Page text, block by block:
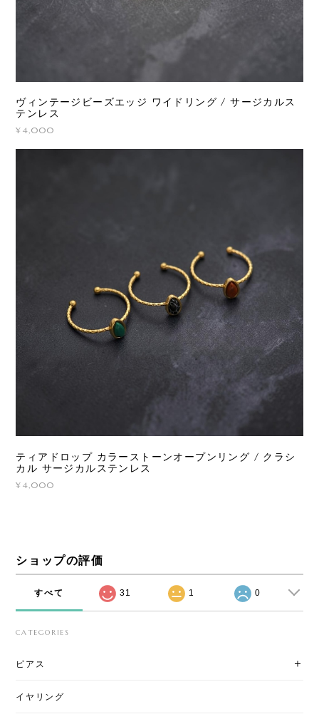
ヴィンテージビーズエッジ ワイドリング / サージカルス
テンレス
¥4,000
ティアドロップ カラーストーンオープンリング / クラシ
カル サージカルステンレス
¥4,000
ショップの評価
すべて 31 1 0
CATEGORIES
ピアス
イヤリング